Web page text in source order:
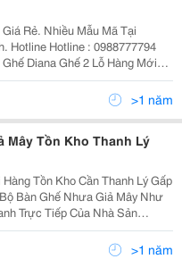
Rẻ. Nhiều Mẫu Mã Tại
Hotline Hotline : 0988777794
>1 năm
Mây Tồn Kho Thanh Lý
Tồn Kho Cần Thanh Lý Gấp
Bàn Ghế Nhưa Giả Mây Như
Sản
Bao Trả Đổi Trong 3 Tháng Đầu
Chuyển Miễn Phí Trong...>1 năm